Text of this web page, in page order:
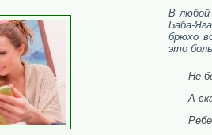
В любой
Баба-
брюхо
это
Не
А